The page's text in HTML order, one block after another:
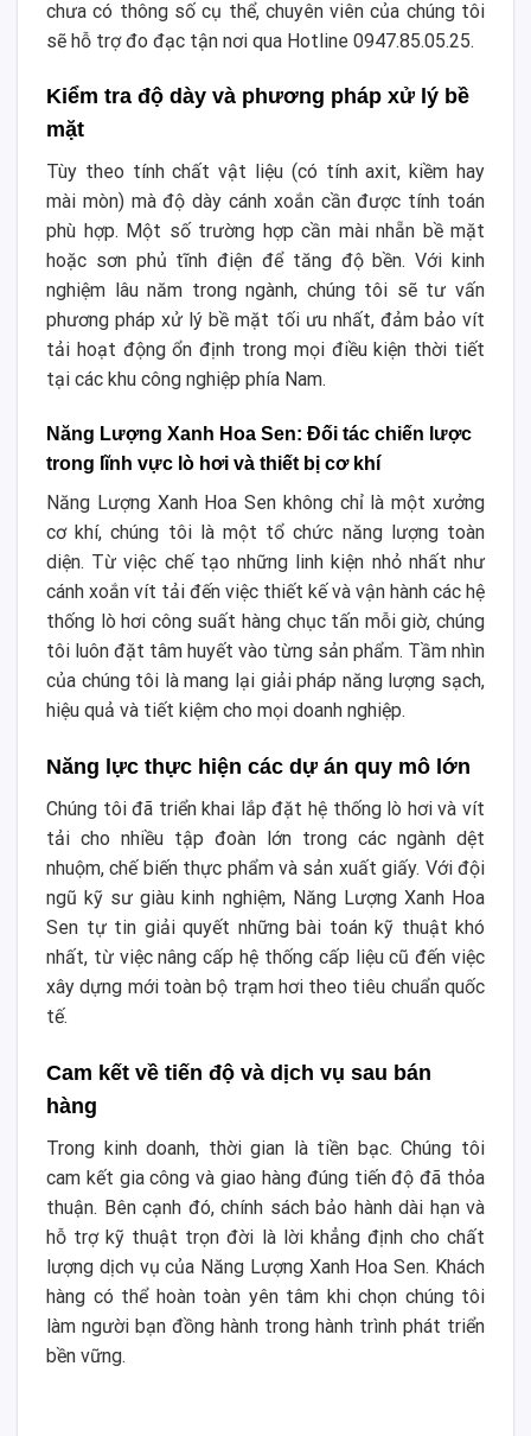
chưa có thông số cụ thể, chuyên viên của chúng tôi
sẽ hỗ trợ đo đạc tận nơi qua Hotline 0947.85.05.25.
Kiểm tra độ dày và phương pháp xử lý bề
mặt
Tùy theo tính chất vật liệu (có tính axit, kiềm hay
mài mòn) mà độ dày cánh xoắn cần được tính toán
phù hợp. Một số trường hợp cần mài nhẵn bề mặt
hoặc sơn phủ tĩnh điện để tăng độ bền. Với kinh
nghiệm lâu năm trong ngành, chúng tôi sẽ tư vấn
phương pháp xử lý bề mặt tối ưu nhất, đảm bảo vít
tải hoạt động ổn định trong mọi điều kiện thời tiết
tại các khu công nghiệp phía Nam.
Năng Lượng Xanh Hoa Sen: Đối tác chiến lược
trong lĩnh vực lò hơi và thiết bị cơ khí
Năng Lượng Xanh Hoa Sen không chỉ là một xưởng
cơ khí, chúng tôi là một tổ chức năng lượng toàn
diện. Từ việc chế tạo những linh kiện nhỏ nhất như
cánh xoắn vít tải đến việc thiết kế và vận hành các hệ
thống lò hơi công suất hàng chục tấn mỗi giờ, chúng
tôi luôn đặt tâm huyết vào từng sản phẩm. Tầm nhìn
của chúng tôi là mang lại giải pháp năng lượng sạch,
hiệu quả và tiết kiệm cho mọi doanh nghiệp.
Năng lực thực hiện các dự án quy mô lớn
Chúng tôi đã triển khai lắp đặt hệ thống lò hơi và vít
tải cho nhiều tập đoàn lớn trong các ngành dệt
nhuộm, chế biến thực phẩm và sản xuất giấy. Với đội
ngũ kỹ sư giàu kinh nghiệm, Năng Lượng Xanh Hoa
Sen tự tin giải quyết những bài toán kỹ thuật khó
nhất, từ việc nâng cấp hệ thống cấp liệu cũ đến việc
xây dựng mới toàn bộ trạm hơi theo tiêu chuẩn quốc
tế.
Cam kết về tiến độ và dịch vụ sau bán
hàng
Trong kinh doanh, thời gian là tiền bạc. Chúng tôi
cam kết gia công và giao hàng đúng tiến độ đã thỏa
thuận. Bên cạnh đó, chính sách bảo hành dài hạn và
hỗ trợ kỹ thuật trọn đời là lời khẳng định cho chất
lượng dịch vụ của Năng Lượng Xanh Hoa Sen. Khách
hàng có thể hoàn toàn yên tâm khi chọn chúng tôi
làm người bạn đồng hành trong hành trình phát triển
bền vững.